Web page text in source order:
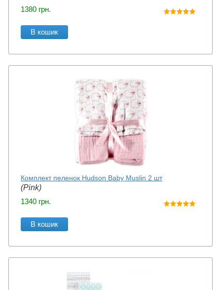
1380 грн.
В кошик
Комплект пеленок Hudson Baby Muslin 2 шт
(Pink)
1340 грн.
В кошик